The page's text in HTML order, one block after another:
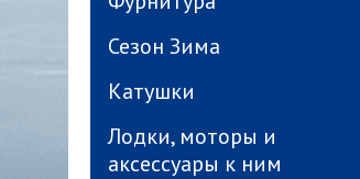
Сезон Зима
Катушки
Лодки, моторы и
аксессуары к ним